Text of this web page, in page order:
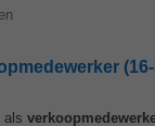
als